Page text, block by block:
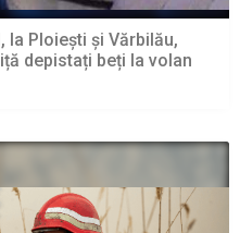
la Ploiești și Vărbilău,
depistați beți la volan